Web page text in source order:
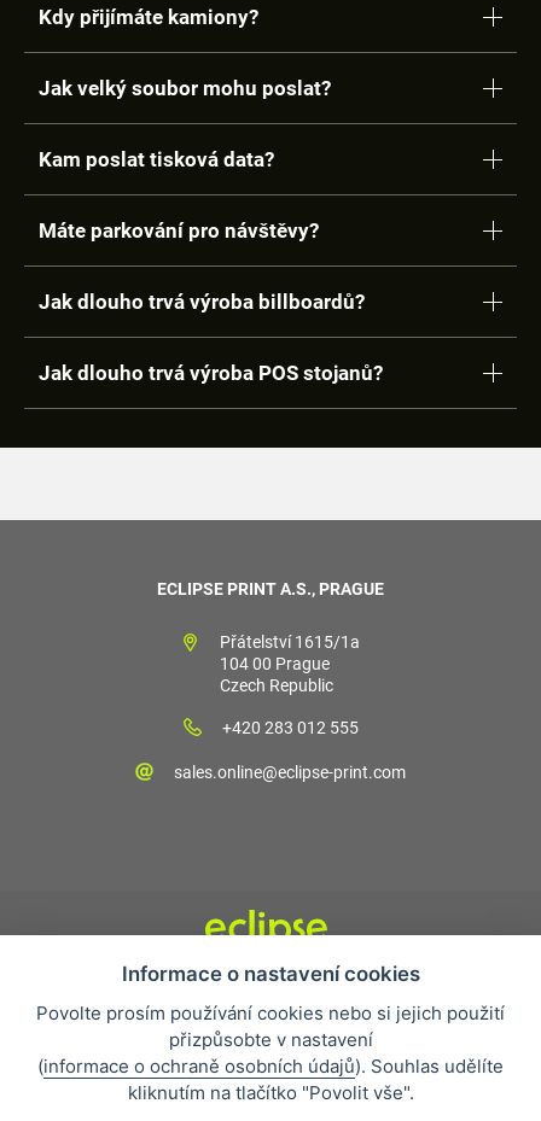
Kdy přijímáte kamiony?
Jak velký soubor mohu poslat?
Kam poslat tisková data?
Máte parkování pro návštěvy?
Jak dlouho trvá výroba billboardů?
Jak dlouho trvá výroba POS stojanů?
ECLIPSE PRINT A.S., PRAGUE
Přátelství 1615/1a
104 00 Prague
Czech Republic
+420 283 012 555
sales.online@eclipse-print.com
Obchodní podmínky
Nejčastější otázky
Ochrana osobních údajů
O společnosti
Whistleblowing
Informace o nastavení cookies
Povolte prosím používání cookies nebo si jejich použití
přizpůsobte v nastavení
(informace o ochraně osobních údajů). Souhlas udělíte
kliknutím na tlačítko "Povolit vše".